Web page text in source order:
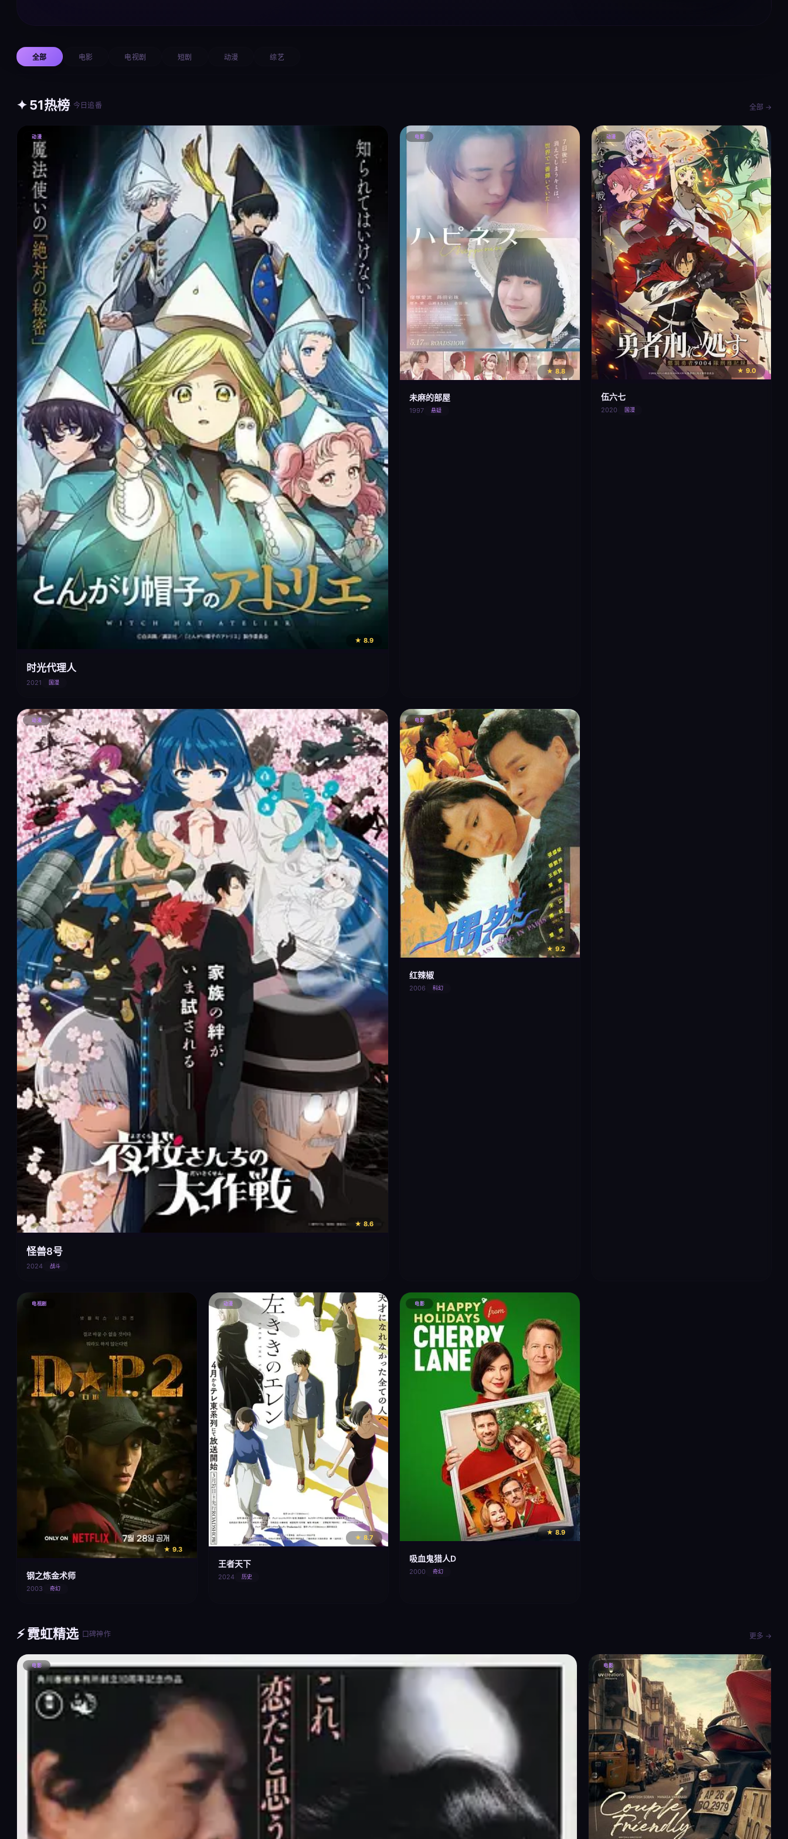
全部 电影 电视剧 短剧 动漫 综艺
✦ 51热榜· 今日追番 全部 →
动漫
★ 8.9
时光代理人
2021 国漫
电影
★ 8.8
未麻的部屋
1997 悬疑
动漫
★ 9.0
伍六七
2020 国漫
动漫
★ 8.6
怪兽8号
2024 战斗
电影
★ 9.2
红辣椒
2006 科幻
电视剧
★ 9.3
钢之炼金术师
2003 奇幻
动漫
★ 8.7
王者天下
2024 历史
电影
★ 8.9
吸血鬼猎人D
2000 奇幻
⚡ 霓虹精选· 口碑神作 更多 →
电影 电影